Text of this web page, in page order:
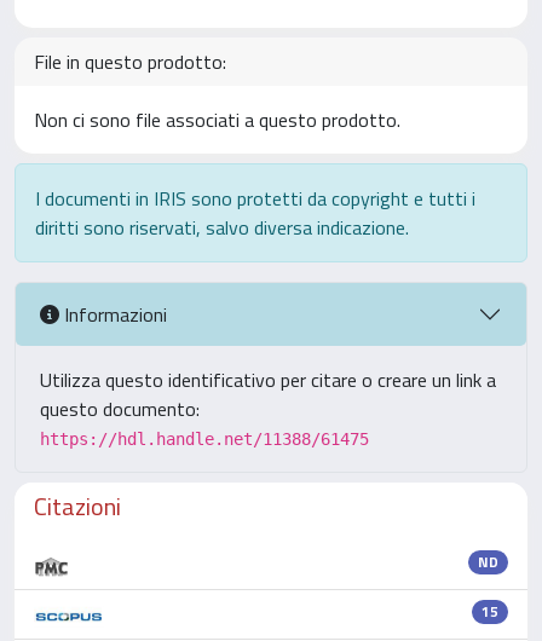
File in questo prodotto:
Non ci sono file associati a questo prodotto.
I documenti in IRIS sono protetti da copyright e tutti i
diritti sono riservati, salvo diversa indicazione.
Informazioni
Utilizza questo identificativo per citare o creare un link a
questo documento:
https://hdl.handle.net/11388/61475
Citazioni
ND
15